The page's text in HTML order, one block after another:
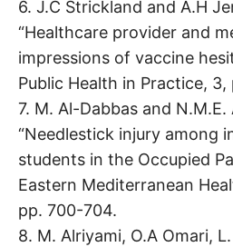
6. J.C Strickland and A.H
“Healthcare provider and
impressions of vaccine
Public Health in Practice, 3,
7. M. Al-Dabbas and
“Needlestick injury among
students in the Occupied
Eastern Mediterranean
pp. 700-704.
8. M. Alriyami, O.A Omari,